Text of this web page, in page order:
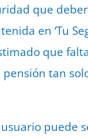
que
en ‘Tu
que
tan
puede